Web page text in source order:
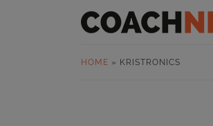
HOME » KRISTRONICS